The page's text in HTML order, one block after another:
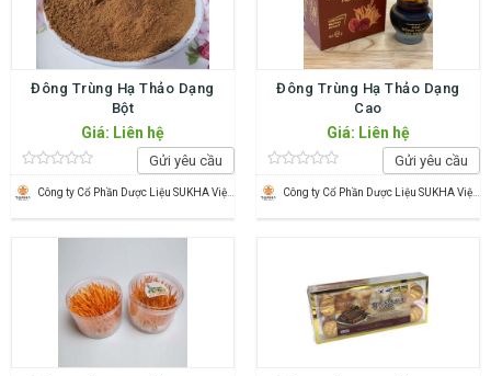
Đông Trùng Hạ Thảo Dạng
Bột
Giá: Liên hệ
Gửi yêu cầu
Công ty Cổ Phần Dược Liệu SUKHA Việt Nam
Đông Trùng Hạ Thảo Dạng
Cao
Giá: Liên hệ
Gửi yêu cầu
Công ty Cổ Phần Dược Liệu SUKHA Việt Nam